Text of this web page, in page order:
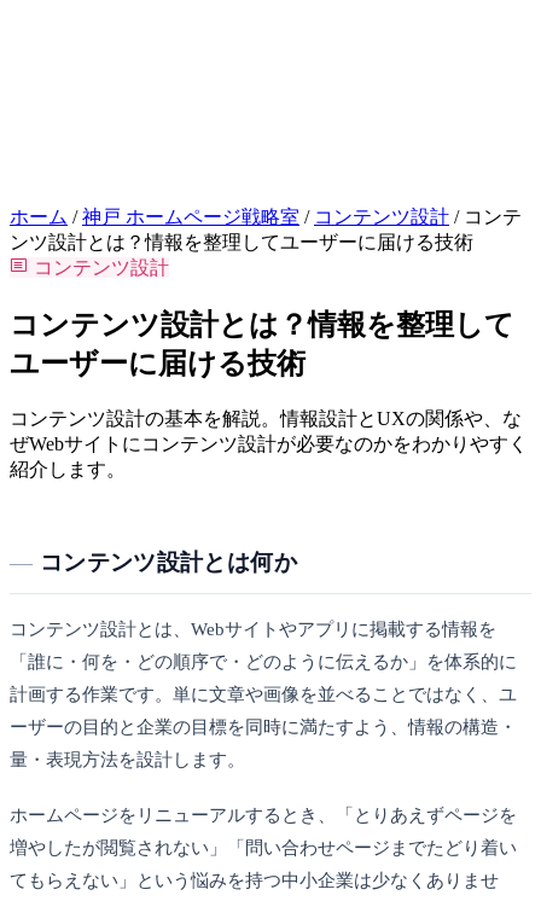
ホーム / 神戸 ホームページ戦略室 / コンテンツ設計 / コンテ
ンツ設計とは？情報を整理してユーザーに届ける技術
コンテンツ設計
コンテンツ設計とは？情報を整理して
ユーザーに届ける技術
コンテンツ設計の基本を解説。情報設計とUXの関係や、な
ぜWebサイトにコンテンツ設計が必要なのかをわかりやすく
紹介します。
コンテンツ設計とは何か
コンテンツ設計とは、Webサイトやアプリに掲載する情報を
「誰に・何を・どの順序で・どのように伝えるか」を体系的に
計画する作業です。単に文章や画像を並べることではなく、ユ
ーザーの目的と企業の目標を同時に満たすよう、情報の構造・
量・表現方法を設計します。
ホームページをリニューアルするとき、「とりあえずページを
増やしたが閲覧されない」「問い合わせページまでたどり着い
てもらえない」という悩みを持つ中小企業は少なくありませ